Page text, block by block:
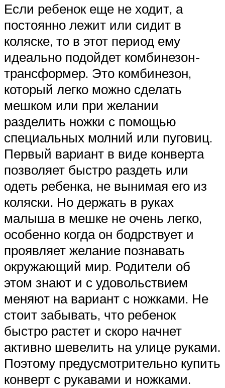
Если ребенок еще не ходит, а
постоянно лежит или сидит в
коляске, то в этот период ему
идеально подойдет комбинезон-
трансформер. Это комбинезон,
который легко можно сделать
мешком или при желании
разделить ножки с помощью
специальных молний или пуговиц.
Первый вариант в виде конверта
позволяет быстро раздеть или
одеть ребенка, не вынимая его из
коляски. Но держать в руках
малыша в мешке не очень легко,
особенно когда он бодрствует и
проявляет желание познавать
окружающий мир. Родители об
этом знают и с удовольствием
меняют на вариант с ножками. Не
стоит забывать, что ребенок
быстро растет и скоро начнет
активно шевелить на улице руками.
Поэтому предусмотрительно купить
конверт с рукавами и ножками.